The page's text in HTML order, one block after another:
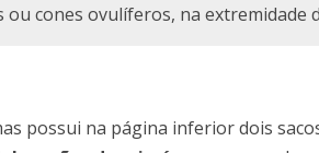
ou cones ovulíferos, na extremidade
possui na página inferior dois